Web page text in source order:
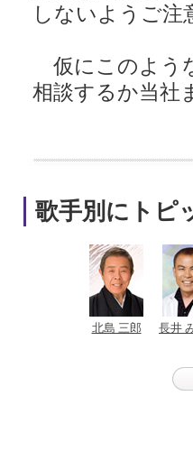
しないようご注
仮にこのよう
相談するか当社
歌手別にトピ
北島 三郎 長井